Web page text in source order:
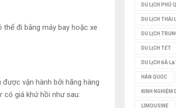
thể đi bằng máy bay hoặc xe
vận hành bởi hãng hàng
có giá khứ hồi như sau:
DU LỊCH PHÚ
DU LỊCH THÁI
DU LỊCH
DU LỊCH TẾT
DU LỊCH ĐÀ
HÀN QUỐC
KINH NGHIỆM
LIMOUSINE